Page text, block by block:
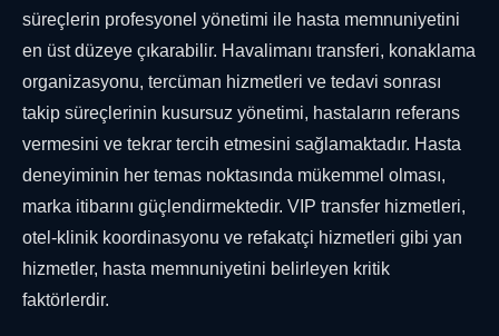
süreçlerin profesyonel yönetimi ile hasta memnuniyetini
en üst düzeye çıkarabilir. Havalimanı transferi, konaklama
organizasyonu, tercüman hizmetleri ve tedavi sonrası
takip süreçlerinin kusursuz yönetimi, hastaların referans
vermesini ve tekrar tercih etmesini sağlamaktadır. Hasta
deneyiminin her temas noktasında mükemmel olması,
marka itibarını güçlendirmektedir. VIP transfer hizmetleri,
otel-klinik koordinasyonu ve refakatçi hizmetleri gibi yan
hizmetler, hasta memnuniyetini belirleyen kritik
faktörlerdir.